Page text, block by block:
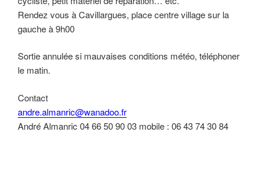
Rendez vous à Cavillargues, place centre village sur la
gauche à 9h00
Sortie annulée si mauvaises conditions météo, téléphoner
le matin.
Contact
andre.almanric@wanadoo.fr
André Almanric 04 66 50 90 03 mobile : 06 43 74 30 84